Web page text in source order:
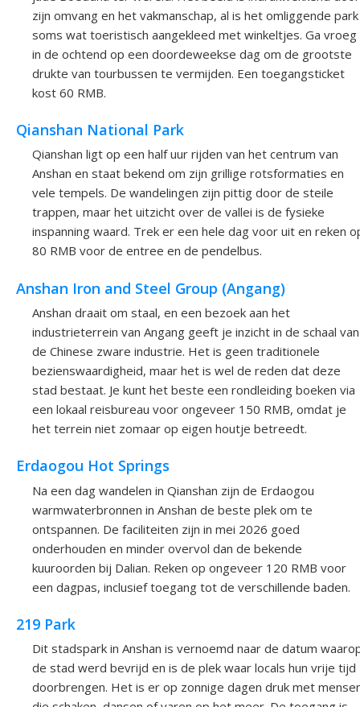
zijn omvang en het vakmanschap, al is het omliggende park
soms wat toeristisch aangekleed met winkeltjes. Ga vroeg
in de ochtend op een doordeweekse dag om de grootste
drukte van tourbussen te vermijden. Een toegangsticket
kost 60 RMB.
Qianshan National Park
Qianshan ligt op een half uur rijden van het centrum van
Anshan en staat bekend om zijn grillige rotsformaties en
vele tempels. De wandelingen zijn pittig door de steile
trappen, maar het uitzicht over de vallei is de fysieke
inspanning waard. Trek er een hele dag voor uit en reken
80 RMB voor de entree en de pendelbus.
Anshan Iron and Steel Group (Angang)
Anshan draait om staal, en een bezoek aan het
industrieterrein van Angang geeft je inzicht in de schaal van
de Chinese zware industrie. Het is geen traditionele
bezienswaardigheid, maar het is wel de reden dat deze
stad bestaat. Je kunt het beste een rondleiding boeken via
een lokaal reisbureau voor ongeveer 150 RMB, omdat je
het terrein niet zomaar op eigen houtje betreedt.
Erdaogou Hot Springs
Na een dag wandelen in Qianshan zijn de Erdaogou
warmwaterbronnen in Anshan de beste plek om te
ontspannen. De faciliteiten zijn in mei 2026 goed
onderhouden en minder overvol dan de bekende
kuuroorden bij Dalian. Reken op ongeveer 120 RMB voor
een dagpas, inclusief toegang tot de verschillende baden.
219 Park
Dit stadspark in Anshan is vernoemd naar de datum
de stad werd bevrijd en is de plek waar locals hun vrije tijd
doorbrengen. Het is er op zonnige dagen druk met